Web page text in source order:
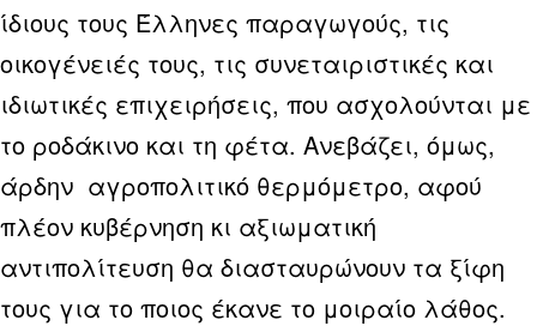
ίδιους τους Έλληνες παραγωγούς, τις
οικογένειές τους, τις συνεταιριστικές και
ιδιωτικές επιχειρήσεις, που ασχολούνται με
το ροδάκινο και τη φέτα. Ανεβάζει, όμως,
άρδην αγροπολιτικό θερμόμετρο, αφού
πλέον κυβέρνηση κι αξιωματική
αντιπολίτευση θα διασταυρώνουν τα ξίφη
τους για το ποιος έκανε το μοιραίο λάθος.